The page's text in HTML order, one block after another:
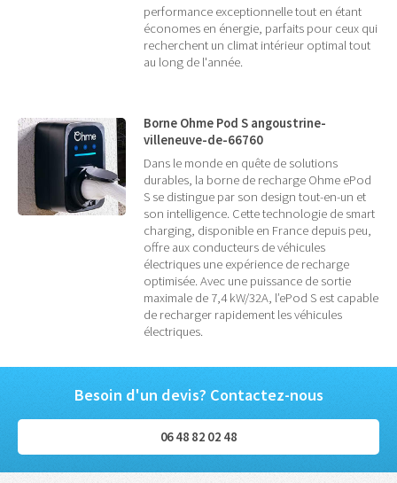
performance exceptionnelle tout en étant
économes en énergie, parfaits pour ceux qui
recherchent un climat intérieur optimal tout
au long de l'année.
Borne Ohme Pod S angoustrine-
villeneuve-de-66760
Dans le monde en quête de solutions
durables, la borne de recharge Ohme ePod
S se distingue par son design tout-en-un et
son intelligence. Cette technologie de smart
charging, disponible en France depuis peu,
offre aux conducteurs de véhicules
électriques une expérience de recharge
optimisée. Avec une puissance de sortie
maximale de 7,4 kW/32A, l’ePod S est capable
de recharger rapidement les véhicules
électriques.
Besoin d'un devis? Contactez-nous
06 48 82 02 48